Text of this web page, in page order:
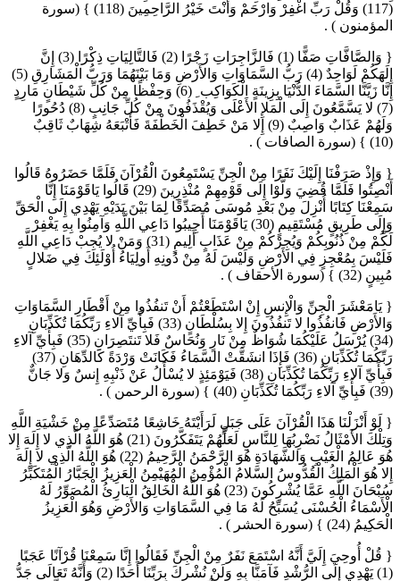
(117) وَقُلْ رَبِّ اغْفِرْ وَارْحَمْ وَأَنْتَ خَيْرُ الرَّاحِمِينَ (118) } (سورة
المؤمنون ) .
{ وَالصَّافَّاتِ صَفًّا (1) فَالزَّاجِرَاتِ زَجْرًا (2) فَالتَّالِيَاتِ ذِكْرًا (3) إِنَّ
إِلَهَكُمْ لَوَاحِدٌ (4) رَبُّ السَّمَاوَاتِ وَالأَرْضِ وَمَا بَيْنَهُمَا وَرَبُّ الْمَشَارِقِ (5)
إِنَّا زَيَّنَّا السَّمَاءَ الدُّنْيَا بِزِينَةٍ الْكَوَاكِب ِ (6) وَحِفْظًا مِنْ كُلِّ شَيْطَانٍ مَارِدٍ
(7) لا يَسَّمَّعُونَ إِلَى الْمَلإِ الأَعْلَى وَيُقْذَفُونَ مِنْ كُلِّ جَانِبٍ (8) دُحُورًا
وَلَهُمْ عَذَابٌ وَاصِبٌ (9) إِلا مَنْ خَطِفَ الْخَطْفَةَ فَأَتْبَعَهُ شِهَابٌ ثَاقِبٌ
(10) } (سورة الصافات ) .
{ وَإِذْ صَرَفْنَا إِلَيْكَ نَفَرًا مِنْ الْجِنِّ يَسْتَمِعُونَ الْقُرْآنَ فَلَمَّا حَضَرُوهُ قَالُوا
أَنْصِتُوا فَلَمَّا قُضِيَ وَلَّوْا إِلَى قَوْمِهِمْ مُنْذِرِينَ (29) قَالُوا يَاقَوْمَنَا إِنَّا
سَمِعْنَا كِتَابًا أُنْزِلَ مِنْ بَعْدِ مُوسَى مُصَدِّقًا لِمَا بَيْنَ يَدَيْهِ يَهْدِي إِلَى الْحَقِّ
وَإِلَى طَرِيقٍ مُسْتَقِيمٍ (30) يَاقَوْمَنَا أَجِيبُوا دَاعِي اللَّهِ وَآمِنُوا بِهِ يَغْفِرْ
لَكُمْ مِنْ ذُنُوبِكُمْ وَيُجِرْكُمْ مِنْ عَذَابٍ أَلِيمٍ (31) وَمَنْ لا يُجِبْ دَاعِي اللَّهِ
فَلَيْسَ بِمُعْجِزٍ فِي الأَرْضِ وَلَيْسَ لَهُ مِنْ دُونِهِ أَولِيَاءُ أُوْلَئِكَ فِي ضَلالٍ
مُبِينٍ (32) } (سورة الأحقاف ) .
{ يَامَعْشَرَ الْجِنِّ وَالْإِنسِ إِنْ اسْتَطَعْتُمْ أَنْ تَنفُذُوا مِنْ أَقْطَارِ السَّمَاوَاتِ
وَالأَرْضِ فَانفُذُوا لا تَنفُذُونَ إِلا بِسُلْطَانٍ (33) فَبِأَيِّ آلاءِ رَبِّكُمَا تُكَذِّبَانِ
(34) يُرْسَلُ عَلَيْكُمَا شُوَاظٌ مِنْ نَارٍ وَنُحَاسٌ فَلا تَنتَصِرَانِ (35) فَبِأَيِّ آلاءِ
رَبِّكُمَا تُكَذِّبَانِ (36) فَإِذَا انشَقَّتْ السَّمَاءُ فَكَانَتْ وَرْدَةً كَالدِّهَانِ (37)
فَبِأَيِّ آلاءِ رَبِّكُمَا تُكَذِّبَانِ (38) فَيَوْمَئِذٍ لا يُسْأَلُ عَنْ ذَنْبِهِ إِنسٌ وَلا جَانٌّ
(39) فَبِأَيِّ آلاءِ رَبِّكُمَا تُكَذِّبَانِ (40) } (سورة الرحمن ) .
{ لَوْ أَنْزَلْنَا هَذَا الْقُرْآنَ عَلَى جَبَلٍ لَرَأَيْتَهُ خَاشِعًا مُتَصَدِّعًا مِنْ خَشْيَةِ اللَّهِ
وَتِلْكَ الأَمْثَالُ نَضْرِبُهَا لِلنَّاسِ لَعَلَّهُمْ يَتَفَكَّرُونَ (21) هُوَ اللَّهُ الَّذِي لا إِلَهَ إِلا
هُوَ عَالِمُ الْغَيْبِ وَالشَّهَادَةِ هُوَ الرَّحْمَنُ الرَّحِيمُ (22) هُوَ اللَّهُ الَّذِي لا إِلَهَ
إِلا هُوَ الْمَلِكُ الْقُدُّوسُ السَّلامُ الْمُؤْمِنُ الْمُهَيْمِنُ الْعَزِيزُ الْجَبَّارُ الْمُتَكَبِّرُ
سُبْحَانَ اللَّهِ عَمَّا يُشْرِكُونَ (23) هُوَ اللَّهُ الْخَالِقُ الْبَارِئُ الْمُصَوِّرُ لَهُ
الْأَسْمَاءُ الْحُسْنَى يُسَبِّحُ لَهُ مَا فِي السَّمَاوَاتِ وَالأَرْضِ وَهُوَ الْعَزِيزُ
الْحَكِيمُ (24) } (سورة الحشر ) .
{ قُلْ أُوحِيَ إِلَيَّ أَنَّهُ اسْتَمَعَ نَفَرٌ مِنْ الْجِنِّ فَقَالُوا إِنَّا سَمِعْنَا قُرْآنًا عَجَبًا
(1) يَهْدِي إِلَى الرُّشْدِ فَآمَنَّا بِهِ وَلَنْ نُشْرِكَ بِرَبِّنَا أَحَدًا (2) وَأَنَّهُ تَعَالَى جَدُّ